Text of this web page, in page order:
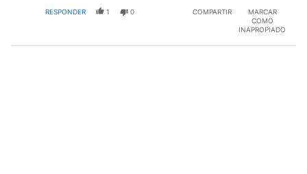
RESPONDER 1 0 COMPARTIR
MARCAR
COMO
INAPROPIADO